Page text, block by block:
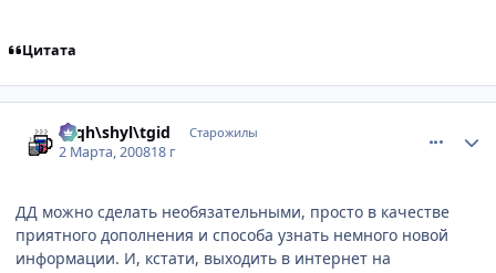
Цитата
rhqh\shyl\tgid Старожилы
2 Марта, 200818 г
ДД можно сделать необязательными, просто в качестве
приятного дополнения и способа узнать немного новой
информации. И, кстати, выходить в интернет на